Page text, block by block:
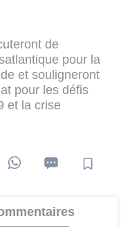
de
pour la
et souligneront
pour les défis
et la crise